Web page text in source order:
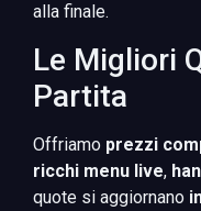
alla finale.
Le Migliori
Partita
Offriamo prezzi
ricchi menu live,
quote si aggiornano